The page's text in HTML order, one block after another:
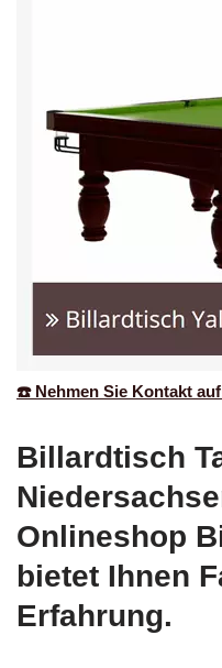
☎️ Nehmen Sie Kontakt
Billardtisch
Onlineshop
bietet Ihnen
Erfahrung.